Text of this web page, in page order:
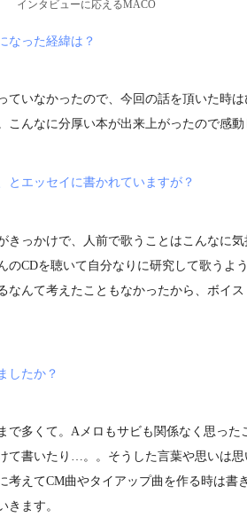
インタビューに応えるMACO
った経緯は？
いなかったので、今回の話を頂いた時
んなに分厚い本が出来上がったので感動
エッセイに書かれていますが？
っかけで、人前で歌うことはこんなに気
のCDを聴いて自分なりに研究して歌うよ
なんて考えたこともなかったから、ボイ
したか？
多くて。Aメロもサビも関係なく思った
て書いたり…。。そうした言葉や思いは思
考えてCM曲やタイアップ曲を作る時は書
きます。